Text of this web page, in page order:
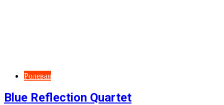
Ролевая
Blue Reflection Quartet